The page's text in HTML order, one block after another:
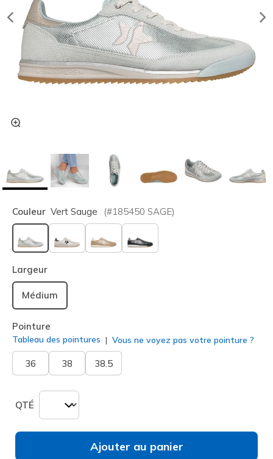
Couleur Vert Sauge (#185450 SAGE)
sélectionné
Largeur
Médium
Pointure
Tableau des pointures Vous ne voyez pas votre pointure ?
36 38 38.5
QTÉ
Ajouter au panier